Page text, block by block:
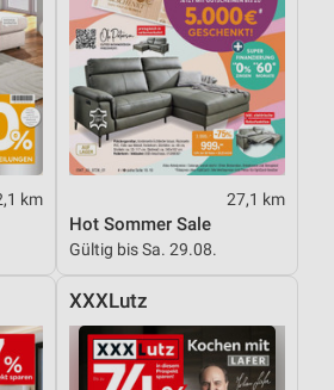
km 27,1 km
Hot Sommer Sale
Gültig bis Sa. 29.08.
XXXLutz